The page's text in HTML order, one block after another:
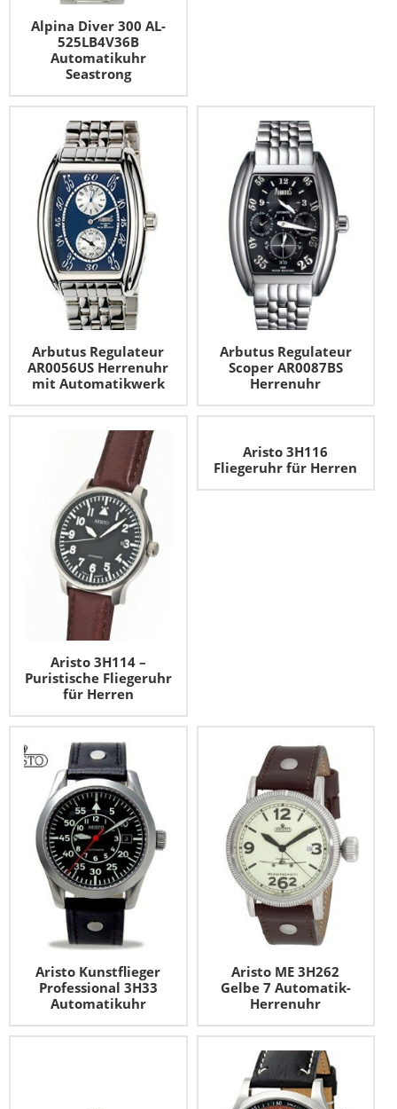
Alpina Diver 300 AL-
525LB4V36B
Automatikuhr
Seastrong
Arbutus Regulateur
AR0056US Herrenuhr
mit Automatikwerk
Arbutus Regulateur
Scoper AR0087BS
Herrenuhr
Aristo 3H114 –
Puristische Fliegeruhr
für Herren
Aristo 3H116
Fliegeruhr für Herren
Aristo Kunstflieger
Professional 3H33
Automatikuhr
Aristo ME 3H262
Gelbe 7 Automatik-
Herrenuhr